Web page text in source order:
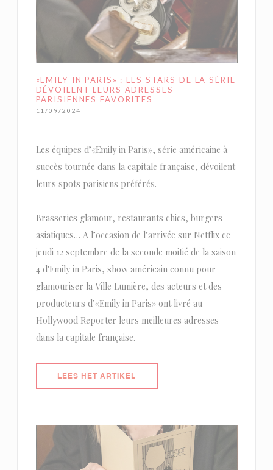
«EMILY IN PARIS» : LES STARS DE LA SÉRIE
DÉVOILENT LEURS ADRESSES
PARISIENNES FAVORITES
11/09/2024
Les équipes d’«Emily in Paris», série américaine à
succès tournée dans la capitale française, dévoilent
leurs spots parisiens préférés.
Brasseries glamour, restaurants chics, burgers
asiatiques… A l’occasion de l’arrivée sur Netflix ce
jeudi 12 septembre de la seconde moitié de la saison
4 d'Emily in Paris, show américain connu pour
glamouriser la Ville Lumière, des acteurs et des
producteurs d’«Emily in Paris» ont livré au
Hollywood Reporter leurs meilleures adresses
dans la capitale française.
LEES HET ARTIKEL